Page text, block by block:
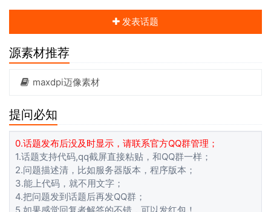
发表话题
源素材推荐
maxdpi迈像素材
提问必知
0.话题发布后没及时显示，请联系官方QQ群管理；
1.话题支持代码,qq截屏直接粘贴，和QQ群一样；
2.问题描述清，比如服务器版本，程序版本；
3.能上代码，就不用文字；
4.把问题发到话题后再发QQ群；